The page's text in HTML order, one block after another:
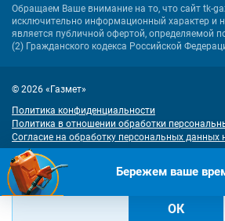
Обращаем Ваше внимание на то, что сайт tk-
исключительно информационный характер и
является публичной офертой, определяемой
(2) Гражданского кодекса Российской
© 2026 «Газмет»
Политика конфиденциальности
Политика в отношении обработки
Согласие на обработку персональных данных
Разработка продвижение сайта—
"Наш сайт использует куки. Продолжая им
на обработку персональных данных в
конфиденциальности
ОК
Бережем ваше